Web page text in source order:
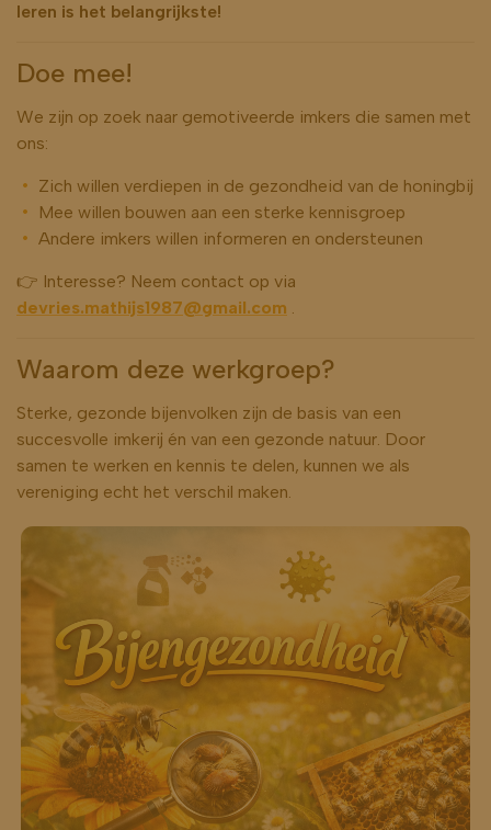
leren is het belangrijkste!
Doe mee!
We zijn op zoek naar gemotiveerde imkers die samen met
ons:
Zich willen verdiepen in de gezondheid van de honingbij
Mee willen bouwen aan een sterke kennisgroep
Andere imkers willen informeren en ondersteunen
👉 Interesse? Neem contact op via
devries.mathijs1987@gmail.com .
Waarom deze werkgroep?
Sterke, gezonde bijenvolken zijn de basis van een
succesvolle imkerij én van een gezonde natuur. Door
samen te werken en kennis te delen, kunnen we als
vereniging echt het verschil maken.